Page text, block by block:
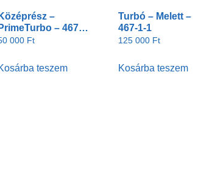
Középrész –
PrimeTurbo – 467-2-
000 Ft
teszem
Turbó – Melett –
467-1-1
125 000 Ft
Kosárba teszem